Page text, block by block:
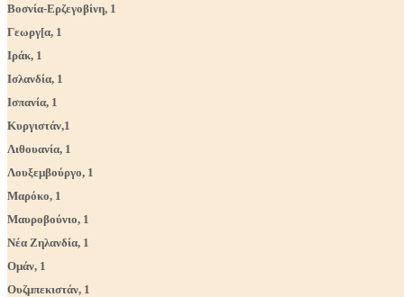
Βοσνία-Ερζεγοβίνη, 1
Γεωργ[α, 1
Ιράκ, 1
Ισλανδία, 1
Ισπανία, 1
Κυργιστάν,1
Λιθουανία, 1
Λουξεμβούργο, 1
Μαρόκο, 1
Μαυροβούνιο, 1
Νέα Ζηλανδία, 1
Ομάν, 1
Ουζμπεκιστάν, 1